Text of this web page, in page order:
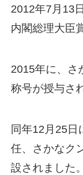
2012年7月13
内閣総理大臣
2015年に、さ
称号が授与さ
同年12月25日
任、さかなク
設されました。